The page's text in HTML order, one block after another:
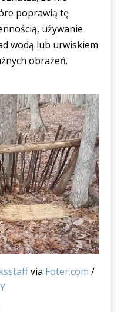
poprawią tę
używanie
wodą lub urwiskiem
obrażeń.
via Foter.com /